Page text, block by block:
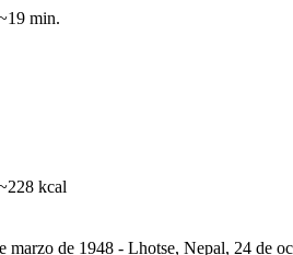
min.
kcal
de 1948 - Lhotse, Nepal, 24 de